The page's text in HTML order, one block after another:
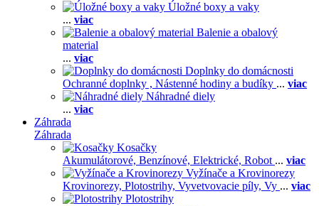
Úložné boxy a vaky
... viac
Balenie a obalový
material
... viac
Doplnky do domácnosti
Ochranné doplnky , Nástenné hodiny a budíky ... viac
Náhradné diely
... viac
Záhrada
Záhrada
Kosačky
Akumulátorové, Benzínové, Elektrické, Robot ... viac
Vyžínače a Krovinorezy
Krovinorezy, Plotostrihy, Vyvetvovacie píly, Vy ... viac
Plotostrihy